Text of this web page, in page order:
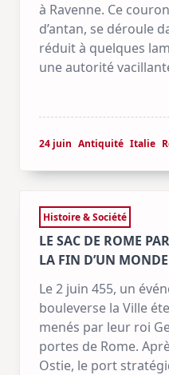
à Ravenne. Ce
d’antan, se déroule
réduit à quelques
une autorité
24 juin Antiquité Italie
Histoire & Société
LE SAC DE ROME
LA FIN D’UN MONDE
Le 2 juin 455, un
bouleverse la Ville
menés par leur roi
portes de Rome.
Ostie, le port